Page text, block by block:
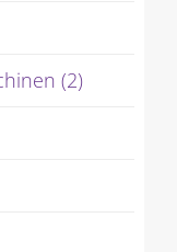
(2)